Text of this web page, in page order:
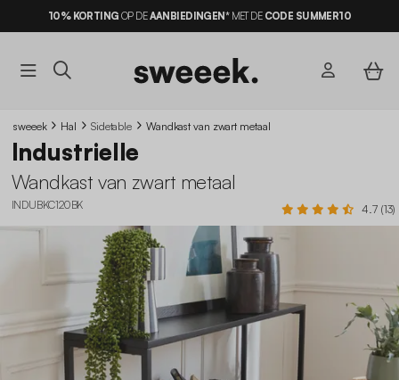
10% KORTING OP DEAANBIEDINGEN* MET DE CODE SUMMER10
sweeek Hal Sidetable Wandkast van zwart metaal
Industrielle
Wandkast van zwart metaal
INDUBKC120BK 4.7 (13)